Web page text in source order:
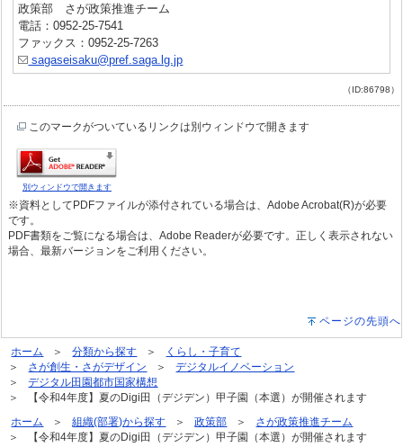
政策部 さが政策推進チーム
電話：0952-25-7541
ファックス：0952-25-7263
sagaseisaku@pref.saga.lg.jp
（ID:86798）
このマークがついているリンクは別ウィンドウで開きます
別ウィンドウで開きます
※資料としてPDFファイルが添付されている場合は、Adobe Acrobat(R)が必要
です。
PDF書類をご覧になる場合は、Adobe Readerが必要です。正しく表示されない
場合、最新バージョンをご利用ください。
ページの先頭へ
ホーム 分類から探す
くらし・子育て
さが創生・さがデザイン
デジタルイノベーション
デジタル田園都市国家構想
【令和4年度】夏のDigi田（デジデン）甲子園（本選）が開催されます
ホーム
組織(部署)から探す 政策部
さが政策推進チーム
【令和4年度】夏のDigi田（デジデン）甲子園（本選）が開催されます